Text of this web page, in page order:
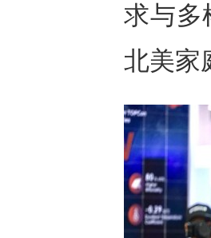
求与多
北美家